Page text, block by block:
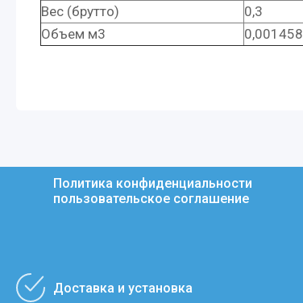
Вес (брутто)
0,3
Объем м3
0,001458
Политика конфиденциальности
пользовательское соглашение
Доставка и установка